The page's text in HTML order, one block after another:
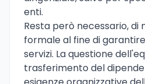
enti.
Resta però necessario, di
formale al fine di
servizi. La questione
trasferimento del